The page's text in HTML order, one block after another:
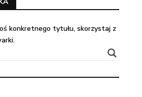
konkretnego tytułu, skorzystaj z